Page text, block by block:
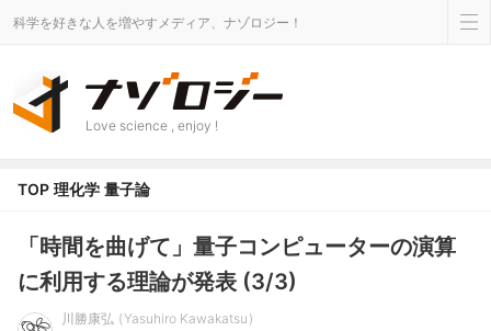
科学を好きな人を増やすメディア、ナゾロジー！
Love science , enjoy !
TOP 理化学 量子論
「時間を曲げて」量子コンピューターの演算
に利用する理論が発表 (3/3)
川勝康弘
Yasuhiro Kawakatsu